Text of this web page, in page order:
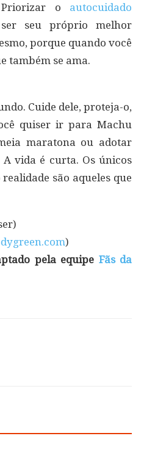
o autocuidado
seu próprio melhor
porque quando você
também se ama.
Cuide dele, proteja-o,
quiser ir para Machu
maratona ou adotar
vida é curta. Os únicos
são aqueles que
)
pela equipe Fãs da